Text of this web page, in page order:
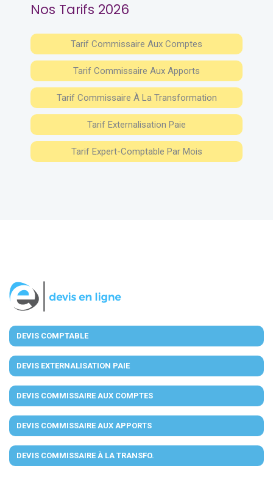
Nos Tarifs 2026
Tarif Commissaire Aux Comptes
Tarif Commissaire Aux Apports
Tarif Commissaire À La Transformation
Tarif Externalisation Paie
Tarif Expert-Comptable Par Mois
DEVIS COMPTABLE
DEVIS EXTERNALISATION PAIE
DEVIS COMMISSAIRE AUX COMPTES
DEVIS COMMISSAIRE AUX APPORTS
DEVIS COMMISSAIRE À LA TRANSFO.